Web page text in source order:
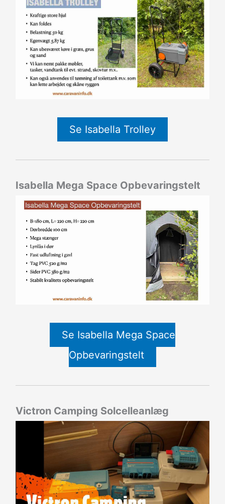
Se Isabella Trolley
Isabella Mega Space Opbevaringstelt
Se Isabella Mega Space
Opbevaringstelt
Victron Camping Solcelleanlæg